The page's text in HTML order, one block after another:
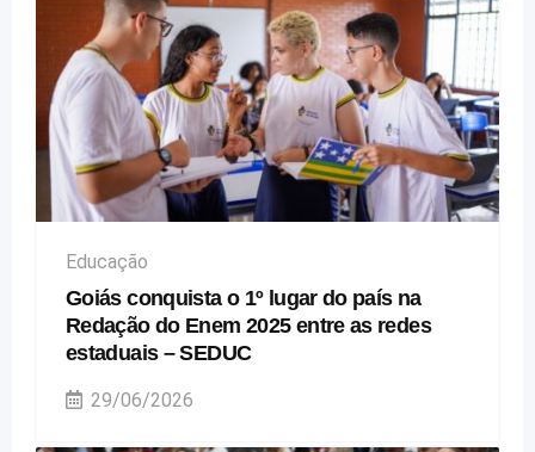
Educação
Goiás conquista o 1º lugar do país na
Redação do Enem 2025 entre as redes
estaduais – SEDUC
29/06/2026